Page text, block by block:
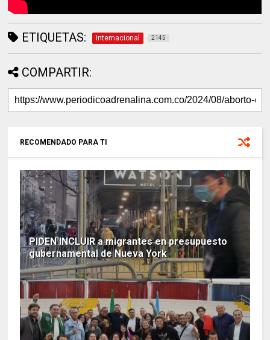
ETIQUETAS: Internacional 2145
COMPARTIR:
RECOMENDADO PARA TI
PIDEN INCLUIR a migrantes en presupuesto
gubernamental de Nueva York